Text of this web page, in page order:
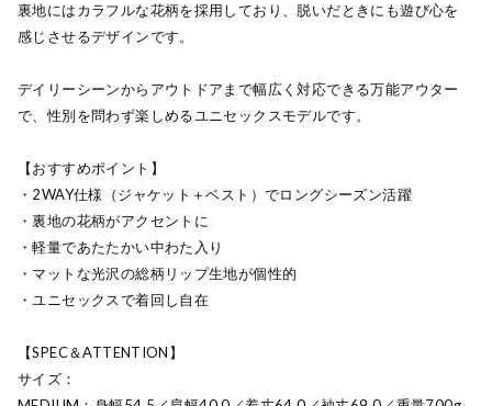
裏地にはカラフルな花柄を採用しており、脱いだときにも遊び心を
感じさせるデザインです。
デイリーシーンからアウトドアまで幅広く対応できる万能アウター
で、性別を問わず楽しめるユニセックスモデルです。
【おすすめポイント】
・2WAY仕様（ジャケット＋ベスト）でロングシーズン活躍
・裏地の花柄がアクセントに
・軽量であたたかい中わた入り
・マットな光沢の総柄リップ生地が個性的
・ユニセックスで着回し自在
【SPEC＆ATTENTION】
サイズ：